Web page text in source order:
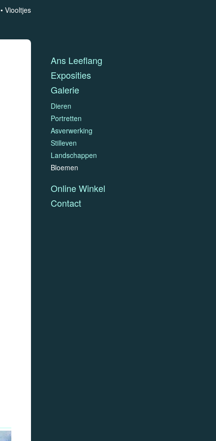
Viooltjes
Ans Leeflang
Exposities
Galerie
Dieren
Portretten
Asverwerking
Stilleven
Landschappen
Bloemen
Online Winkel
Contact